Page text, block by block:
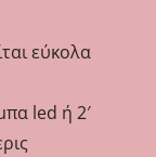
εύκολα
led ή 2′